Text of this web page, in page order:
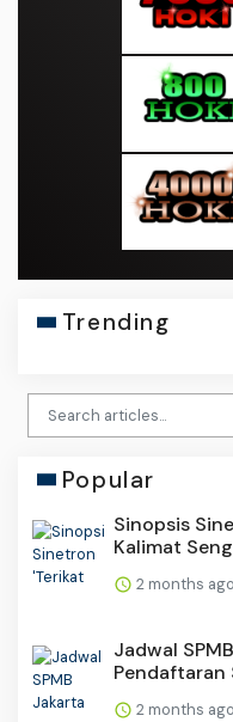
Trending
Popular
Sinopsis
Kalimat
2 months ago
Jadwal
Pendaftaran
2 months ago